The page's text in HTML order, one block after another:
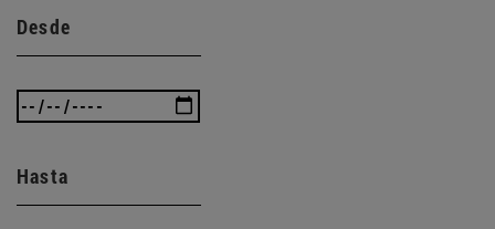
Desde
Hasta